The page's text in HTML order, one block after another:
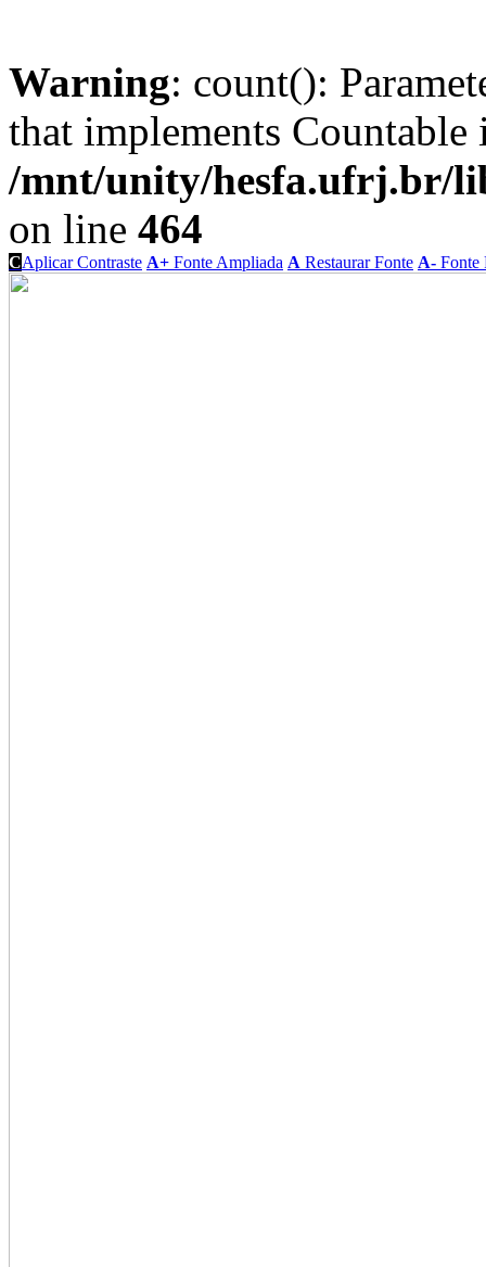
Warning: count():
that implements Countable
/mnt/unity/hesfa.ufrj.br/
on line 464
CAplicar Contraste A+ Fonte Ampliada A Restaurar Fonte A- Fonte